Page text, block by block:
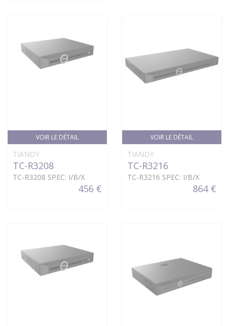
VOIR LE DÉTAIL
TIANDY
TC-R3208
TC-R3208 SPEC: I/B/X
456 €
VOIR LE DÉTAIL
TIANDY
TC-R3216
TC-R3216 SPEC: I/B/X
864 €